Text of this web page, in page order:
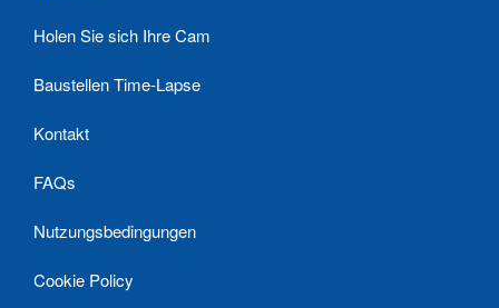
Holen Sie sich Ihre Cam
Baustellen Time-Lapse
Kontakt
FAQs
Nutzungsbedingungen
Cookie Policy